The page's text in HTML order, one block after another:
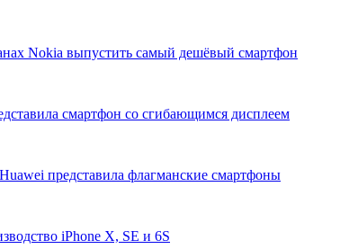
Nokia выпустить самый дешёвый смартфон
смартфон со сгибающимся дисплеем
представила флагманские смартфоны
iPhone X, SE и 6S